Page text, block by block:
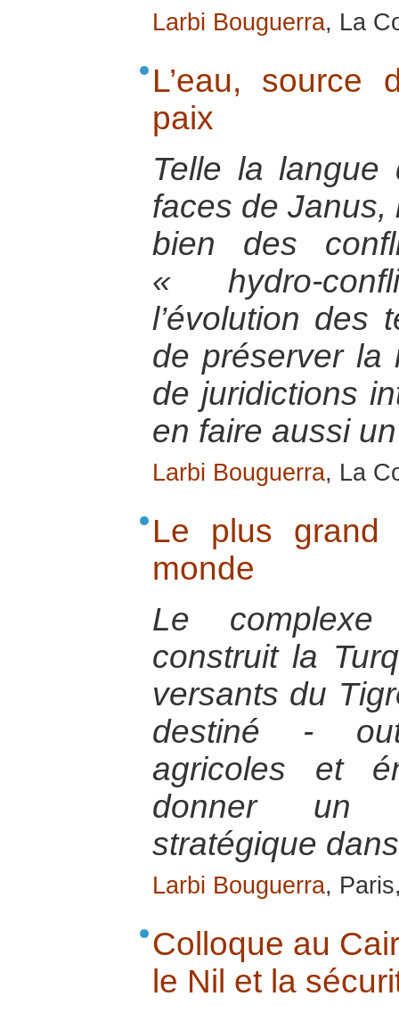
Larbi Bouguerra, La
L’eau, source
paix
Telle la langue
faces de Janus,
bien des
« hydro-
l’évolution des
de préserver la
de juridictions
en faire aussi
Larbi Bouguerra, La
Le plus grand
monde
Le
construit la
versants du
destiné -
agricoles et
donner un
stratégique
Larbi Bouguerra,
Colloque au
le Nil et la